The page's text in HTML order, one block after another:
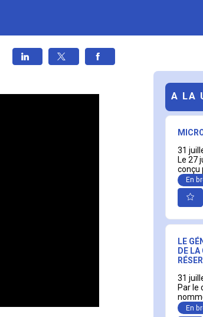
A LA
31
Le 27
conçu
En
LE
DE
31
Par le
En